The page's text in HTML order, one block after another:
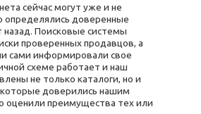
сейчас могут уже и не
определялись доверенные
Поисковые системы
проверенных продавцов, а
сами информировали свое
схеме работает и наш
не только каталоги, но и
доверились нашим
оценили преимущества тех или